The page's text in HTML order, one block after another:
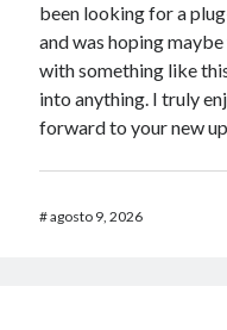
been looking for a
and was hoping
with something like
into anything. I truly
forward to your new
#agosto 9, 2026